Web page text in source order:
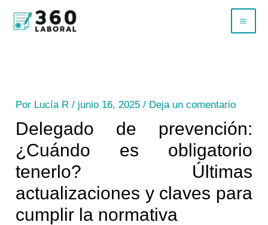
Por Lucía R/ junio 16, 2025/ Deja un comentario
Delegado de prevención:
¿Cuándo es obligatorio
tenerlo? Últimas
actualizaciones y claves para
cumplir la normativa
B
u
r